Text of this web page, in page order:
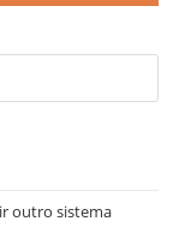
outro sistema